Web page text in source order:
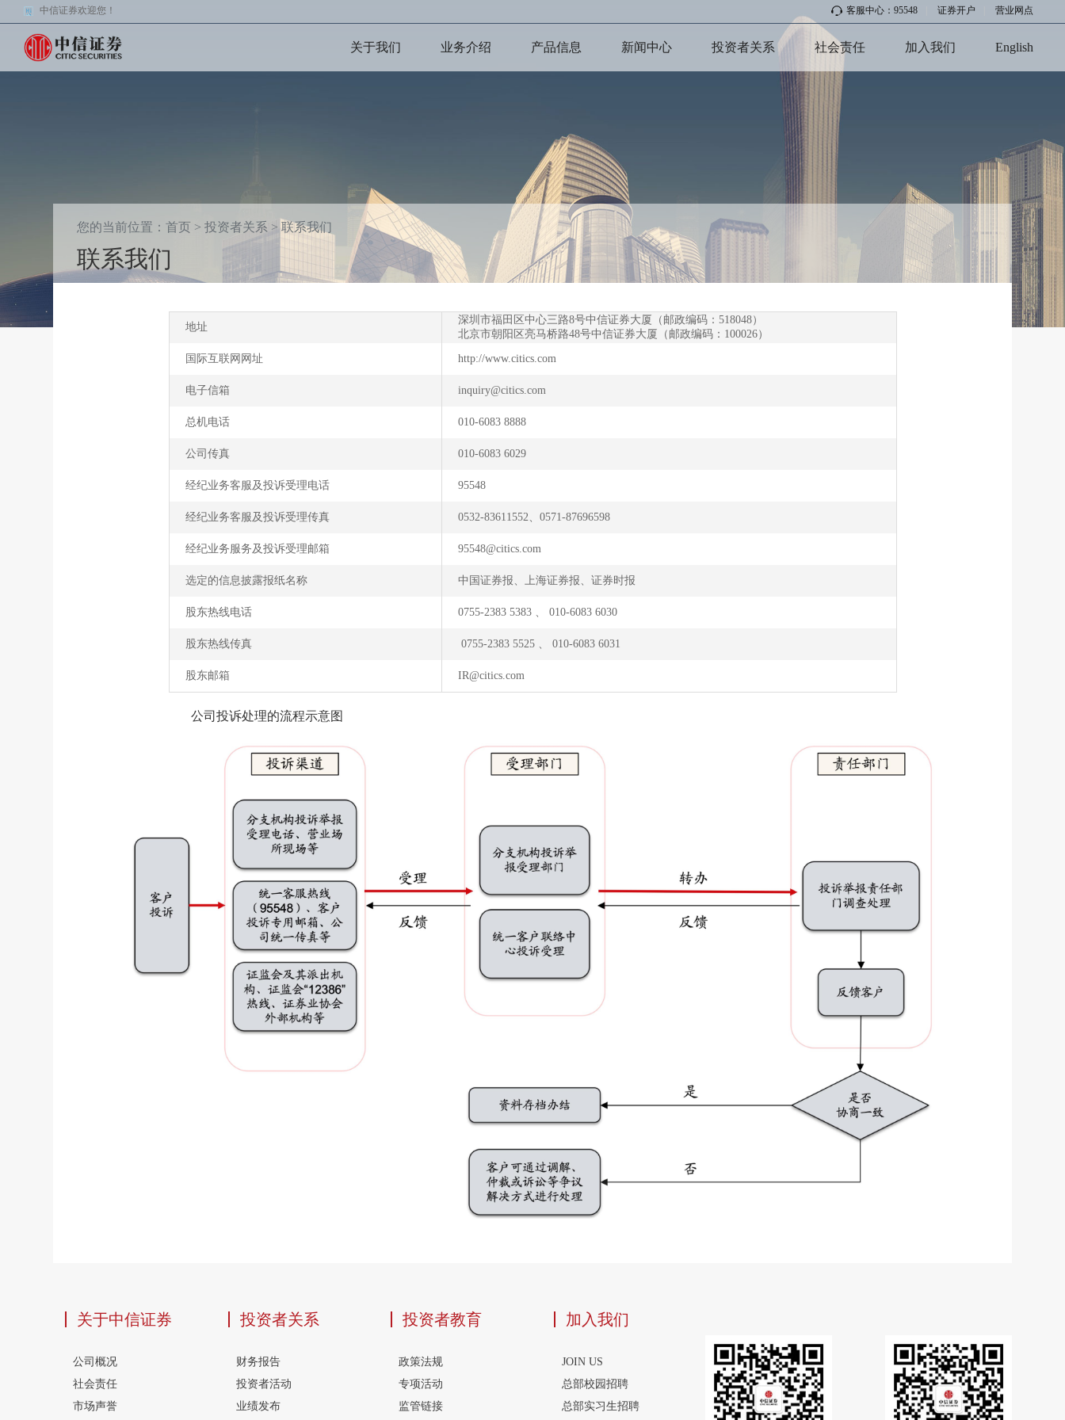
中信证券欢迎您！ 客服中心：95548 证券开户 营业网点
关于我们 业务介绍 产品信息 新闻中心 投资者关系 社会责任 加入我们 English
您的当前位置：首页 >投资者关系 >联系我们
联系我们
地址
深圳市福田区中心三路8号中信证券大厦（邮政编码：518048）
北京市朝阳区亮马桥路48号中信证券大厦（邮政编码：100026）
国际互联网网址 http://www.citics.com
电子信箱 inquiry@citics.com
总机电话 010-6083 8888
公司传真 010-6083 6029
经纪业务客服及投诉受理电话 95548
经纪业务客服及投诉受理传真 0532-83611552、0571-87696598
经纪业务服务及投诉受理邮箱 95548@citics.com
选定的信息披露报纸名称 中国证券报、上海证券报、证券时报
股东热线电话 0755-2383 5383 、 010-6083 6030
股东热线传真 0755-2383 5525 、 010-6083 6031
股东邮箱 IR@citics.com
公司投诉处理的流程示意图
关于中信证券
公司概况
社会责任
市场声誉
投资者关系
财务报告
投资者活动
业绩发布
投资者教育
政策法规
专项活动
监管链接
加入我们
JOIN US
总部校园招聘
总部实习生招聘